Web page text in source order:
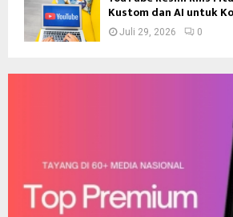
Kustom dan AI untuk
Juli 29, 2026 0